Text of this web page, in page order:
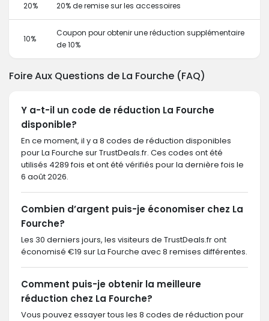
20% 20% de remise sur les accessoires
10%
Coupon pour obtenir une réduction supplémentaire
de 10%
Foire Aux Questions de La Fourche (FAQ)
Y a-t-il un code de réduction La Fourche
disponible?
En ce moment, il y a 8 codes de réduction disponibles
pour La Fourche sur TrustDeals.fr. Ces codes ont été
utilisés 4289 fois et ont été vérifiés pour la dernière fois le
6 août 2026.
Combien d’argent puis-je économiser chez La
Fourche?
Les 30 derniers jours, les visiteurs de TrustDeals.fr ont
économisé €19 sur La Fourche avec 8 remises différentes.
Comment puis-je obtenir la meilleure
réduction chez La Fourche?
Vous pouvez essayer tous les 8 codes de réduction pour